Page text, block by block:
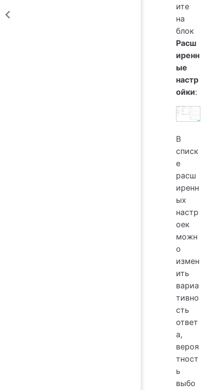
ите
на
блок
Расш
иренн
ые
настр
ойки:
В
списк
е
расш
иренн
ых
настр
оек
можн
о
измен
ить
вариа
тивно
сть
ответ
а,
вероя
тност
ь
выбо